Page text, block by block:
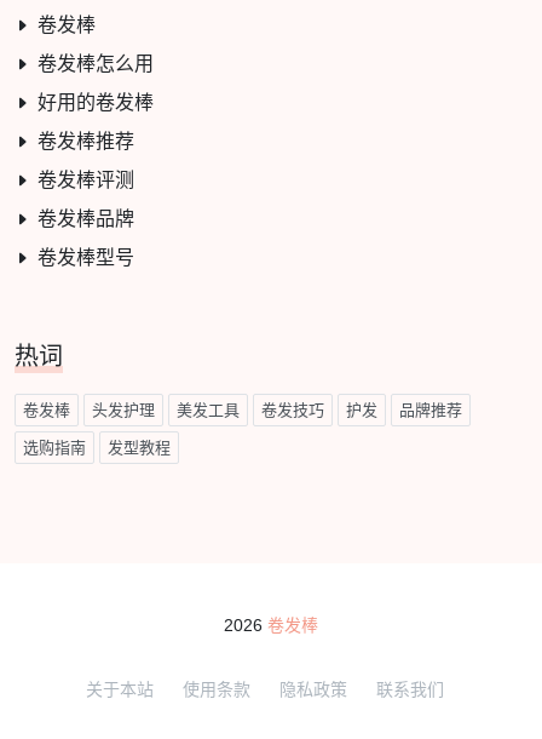
卷发棒
卷发棒怎么用
好用的卷发棒
卷发棒推荐
卷发棒评测
卷发棒品牌
卷发棒型号
热词
卷发棒 头发护理 美发工具 卷发技巧 护发 品牌推荐
选购指南 发型教程
2026 卷发棒
关于本站 使用条款 隐私政策 联系我们